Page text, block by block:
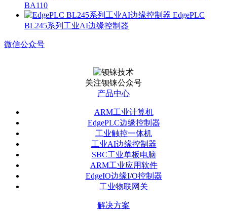
BA110
EdgePLC
BL245系列工业AI边缘控制器
微信公众号
关注钡铼公众号
产品中心
ARM工业计算机
EdgePLC边缘控制器
工业触控一体机
工业AI边缘控制器
SBC工业单板电脑
ARM工业应用软件
EdgeIO边缘I/O控制器
工业物联网关
解决方案